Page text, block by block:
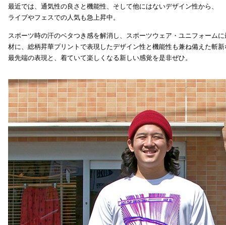
最近では、通気性の良さと機能性、そして他にはないデザイン性から、
ライブやフェスでの人気も急上昇中。
スポーツ時の汗のベタつき感を解消し、スポーツウェア・ユニフォーム
材に、総柄昇華プリントで表現したデザイン性と機能性も兼ね備えた斬
最先端の表現と、着ていて楽しくなる新しい感覚を是非ぜひ。